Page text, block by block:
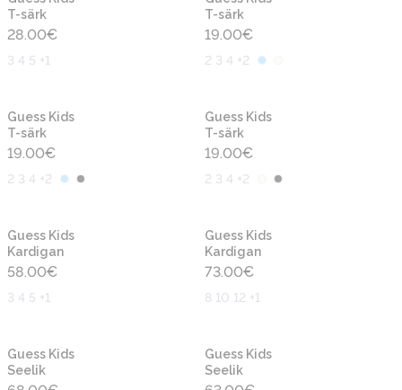
T-särk
28.00€
3 4 5 +1
T-särk
19.00€
2 3 4 +2
Guess Kids
T-särk
19.00€
2 3 4 +2
Guess Kids
T-särk
19.00€
2 3 4 +2
Guess Kids
Kardigan
58.00€
3 4 5 +1
Guess Kids
Kardigan
73.00€
8 10 12 +1
Guess Kids
Seelik
Guess Kids
Seelik